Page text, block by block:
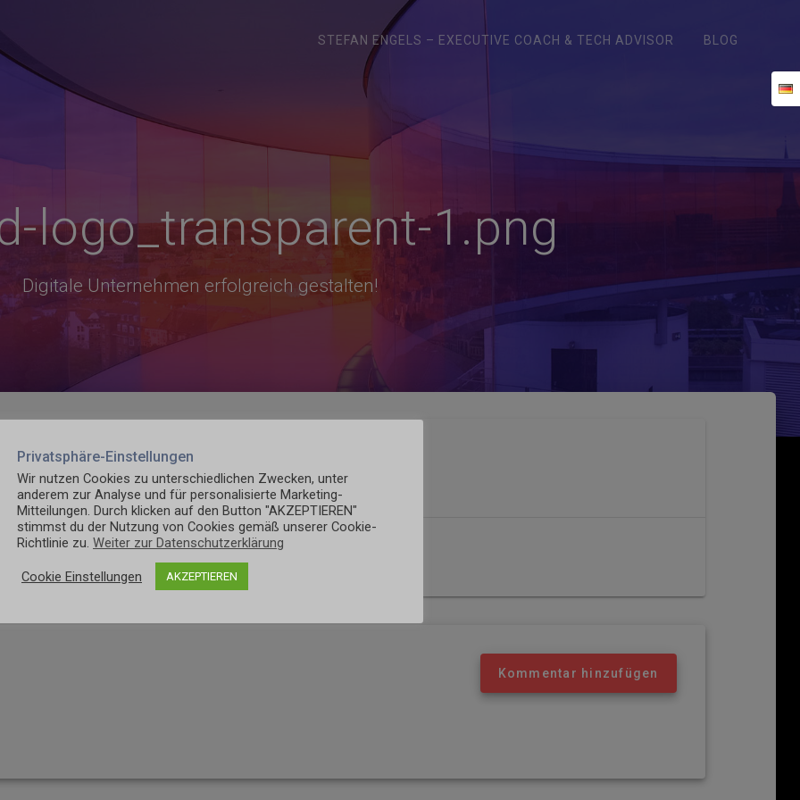
STEFAN ENGELS – EXECUTIVE COACH & TECH ADVISOR BLOG
logo_transparent-1.png
Digitale Unternehmen erfolgreich gestalten!
uploads/2018/12/cropped-logo_transparent-1.png
Kommentar hinzufügen
Privatsphäre-Einstellungen
Wir nutzen Cookies zu unterschiedlichen Zwecken, unter
anderem zur Analyse und für personalisierte Marketing-
Mitteilungen. Durch klicken auf den Button "AKZEPTIEREN"
stimmst du der Nutzung von Cookies gemäß unserer Cookie-
Richtlinie zu. Weiter zur Datenschutzerklärung
Cookie Einstellungen AKZEPTIEREN